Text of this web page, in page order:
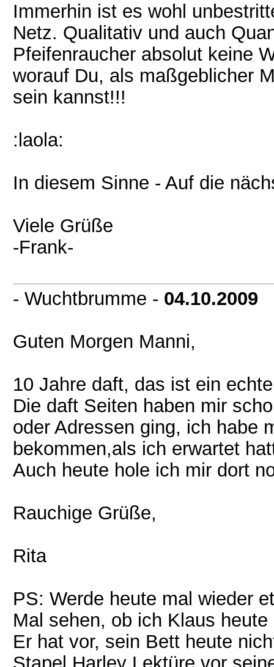
Immerhin ist es wohl
Netz. Qualitativ und auch
Pfeifenraucher absolut keine
worauf Du, als maßgeblicher
sein kannst!!!
:laola:
In diesem Sinne - Auf die
Viele Grüße
-Frank-
- Wuchtbrumme - 04.10.2009
Guten Morgen Manni,
10 Jahre daft, das ist ein
Die daft Seiten haben mir
oder Adressen ging, ich habe
bekommen,als ich erwartet
Auch heute hole ich mir dort
Rauchige Grüße,
Rita
PS: Werde heute mal wieder
Mal sehen, ob ich Klaus
Er hat vor, sein Bett heute
Stapel Harley Lektüre vor